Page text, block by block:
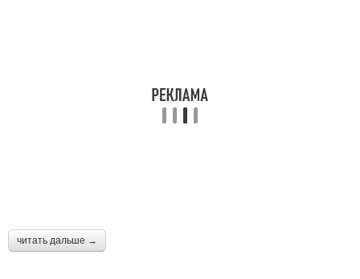
читать дальше →